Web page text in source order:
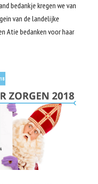
bedankje kregen we van
van de landelijke
Atie bedanken voor haar